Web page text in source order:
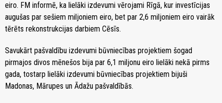
eiro. FM informē, ka lielāki izdevumi vērojami Rīgā, kur investīcijas
augušas par sešiem miljoniem eiro, bet par 2,6 miljoniem eiro vairāk
tērēts rekonstrukcijas darbiem Cēsīs.
Savukārt pašvaldību izdevumi būvniecības projektiem šogad
pirmajos divos mēnešos bija par 6,1 miljonu eiro lielāki nekā pirms
gada, tostarp lielāki izdevumi būvniecības projektiem bijuši
Madonas, Mārupes un Ādažu pašvaldībās.